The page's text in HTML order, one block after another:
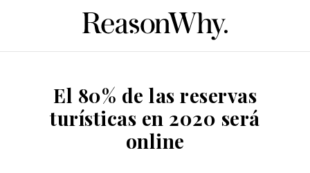
El 80% de las reservas
turísticas en 2020 será
online